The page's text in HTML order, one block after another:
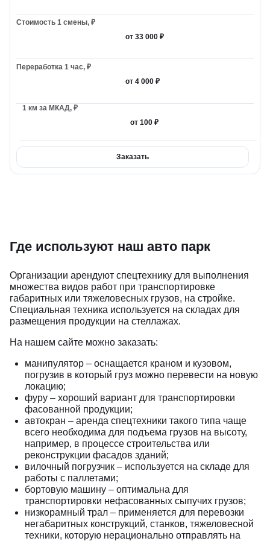
от 33 000 ₽
от 4 000 ₽
от 100 ₽
Заказать
Где используют наш авто парк
Организации арендуют спецтехнику для выполнения
множества видов работ при транспортировке
габаритных или тяжеловесных грузов, на стройке.
Специальная техника используется на складах для
размещения продукции на стеллажах.
На нашем сайте можно заказать:
манипулятор – оснащается краном и кузовом,
погрузив в который груз можно перевести на новую
локацию;
фуру – хороший вариант для транспортировки
фасованной продукции;
автокран – аренда спецтехники такого типа чаще
всего необходима для подъема грузов на высоту,
например, в процессе строительства или
реконструкции фасадов зданий;
вилочный погрузчик – используется на складе для
работы с паллетами;
бортовую машину – оптимальна для
транспортировки нефасованных сыпучих грузов;
низкорамный трал – применяется для перевозки
негабаритных конструкций, станков, тяжеловесной
техники, которую нерационально отправлять на